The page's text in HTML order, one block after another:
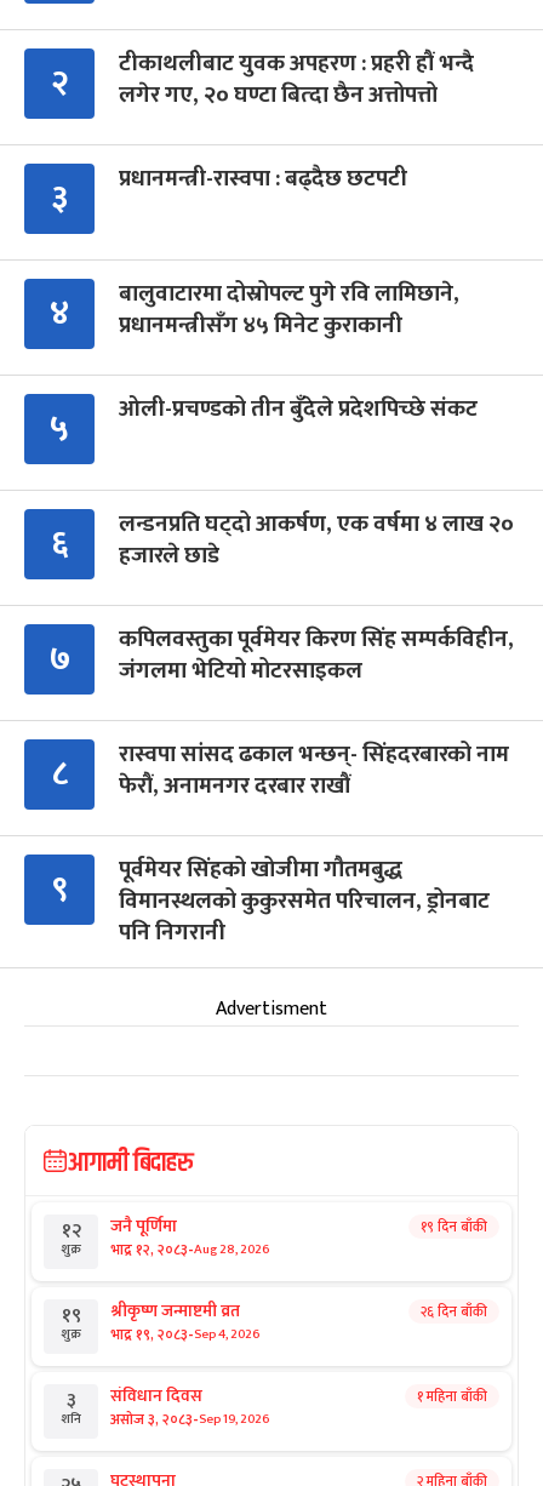
२
टीकाथलीबाट युवक अपहरण : प्रहरी हौं भन्दै
लगेर गए, २० घण्टा बित्दा छैन अत्तोपत्तो
३ प्रधानमन्त्री-रास्वपा : बढ्दैछ छटपटी
४
बालुवाटारमा दोस्रोपल्ट पुगे रवि लामिछाने,
प्रधानमन्त्रीसँग ४५ मिनेट कुराकानी
५ ओली-प्रचण्डको तीन बुँदेले प्रदेशपिच्छे संकट
६
लन्डनप्रति घट्दो आकर्षण, एक वर्षमा ४ लाख २०
हजारले छाडे
७
कपिलवस्तुका पूर्वमेयर किरण सिंह सम्पर्कविहीन,
जंगलमा भेटियो मोटरसाइकल
८
रास्वपा सांसद ढकाल भन्छन्- सिंहदरबारको नाम
फेरौं, अनामनगर दरबार राखौं
९
पूर्वमेयर सिंहको खोजीमा गौतमबुद्ध
विमानस्थलको कुकुरसमेत परिचालन, ड्रोनबाट
पनि निगरानी
Advertisment
आगामी बिदाहरु
१२
शुक्र
जनै पूर्णिमा
भाद्र १२, २०८३-Aug 28, 2026
१९ दिन बाँकी
१९
शुक्र
श्रीकृष्ण जन्माष्टमी व्रत
भाद्र १९, २०८३-Sep 4, 2026
२६ दिन बाँकी
३
शनि
संविधान दिवस
असोज ३, २०८३-Sep 19, 2026
१ महिना बाँकी
घटस्थापना २ महिना बाँकी